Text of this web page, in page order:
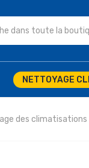
NETTOYAGE
des climatisations